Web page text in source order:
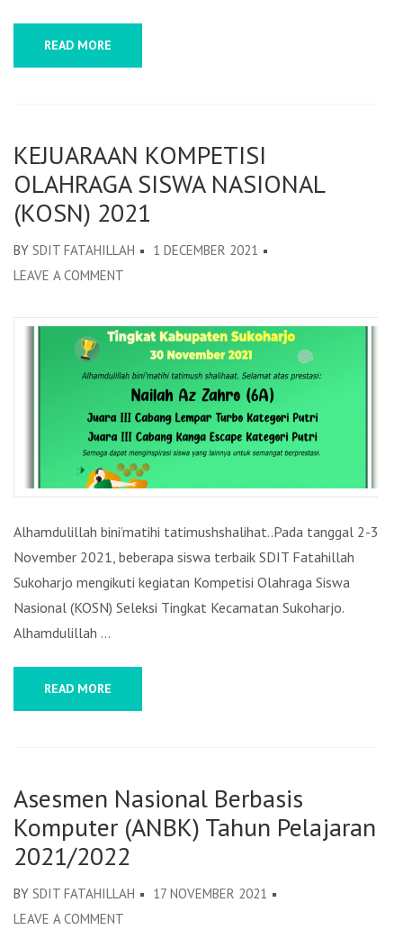
READ MORE
KEJUARAAN KOMPETISI
OLAHRAGA SISWA NASIONAL
(KOSN) 2021
BY SDIT FATAHILLAH
1 DECEMBER 2021
LEAVE A COMMENT
KOMPETISI
OLAHRAGA
SISWA
NASIONAL
(KOSN)
2021
Alhamdulillah bini’matihi tatimushshalihat..Pada tanggal 2-3
November 2021, beberapa siswa terbaik SDIT Fatahillah
Sukoharjo mengikuti kegiatan Kompetisi Olahraga Siswa
Nasional (KOSN) Seleksi Tingkat Kecamatan Sukoharjo.
Alhamdulillah …
READ MORE
Asesmen Nasional Berbasis
Komputer (ANBK) Tahun Pelajaran
2021/2022
BY SDIT FATAHILLAH
17 NOVEMBER 2021
LEAVE A COMMENT